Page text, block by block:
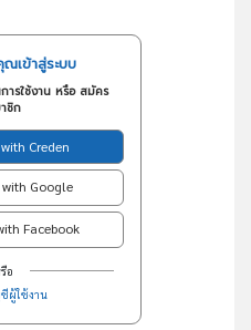
เข้าสู่ระบบ
ารใช้งาน หรือ สมัคร
ชิก
Creden
Google
Facebook
อ
ผู้ใช้งาน